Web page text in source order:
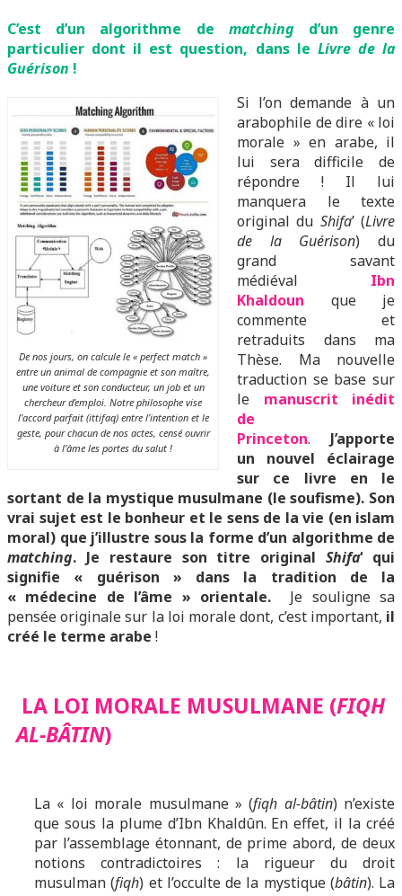
C’est d’un algorithme de matchingd’un genre
particulier dont il est question, dans le Livre de la
Guérison !
De nos jours, on calcule le « perfect match »
entre un animal de compagnie et son maître,
une voiture et son conducteur, un job et un
chercheur d’emploi. Notre philosophe vise
l’accord parfait (ittifaq) entre l’intention et le
geste, pour chacun de nos actes, censé ouvrir
à l’âme les portes du salut !
Si l’on demande à un
arabophile de dire « loi
morale » en arabe, il
lui sera difficile de
répondre ! Il lui
manquera le texte
original du Shifa’ (Livre
de la Guérison) du
grand savant
médiéval Ibn
Khaldoun que je
commente et
retraduits dans ma
Thèse. Ma nouvelle
traduction se base sur
le manuscrit inédit
de
Princeton. J’apporte
un nouvel éclairage
sur ce livre en le
sortant de la mystique musulmane (le soufisme). Son
vrai sujet est le bonheur et le sens de la vie (en islam
moral) que j’illustre sous la forme d’un algorithme de
matching. Je restaure son titre originalShifa‘ qui
signifie « guérison » dans la tradition de la
« médecine de l’âme » orientale.
Je souligne sa
pensée originale sur la loi morale dont, c’est important, il
créé le terme arabe !
LA LOI MORALE MUSULMANE (FIQH
AL-BÂTIN)
La « loi morale musulmane » (fiqh al-bâtin) n’existe
que sous la plume d’Ibn Khaldûn. En effet, il la créé
par l’assemblage étonnant, de prime abord, de deux
notions contradictoires : la rigueur du droit
musulman (fiqh) et l’occulte de la mystique (bâtin). La